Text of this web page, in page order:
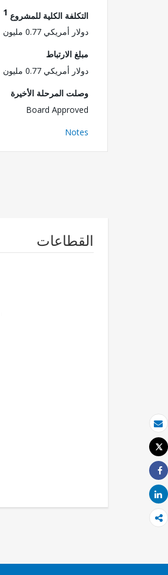
بريد الكتروني
طباعة
Tweet
Share
Share
التكلفة الكلية للمشروع 1
دولار أمريكي 0.77 مليون
مبلغ الارتباط
دولار أمريكي 0.77 مليون
وصلت المرحلة الأخيرة
Board Approved
Notes
القطاعات